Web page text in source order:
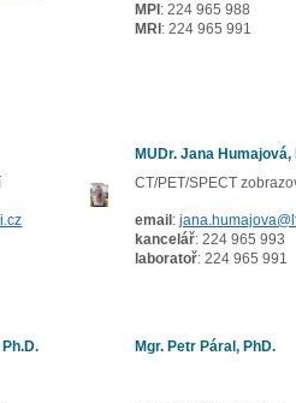
MPI : 224 965 988
MRI : 224 965 991
MUDr. Jana Humajová,
CT/PET/SPECT
email :
kancelář: 224 965 993
laboratoř: 224 965 991
Mgr. Petr Páral, PhD.